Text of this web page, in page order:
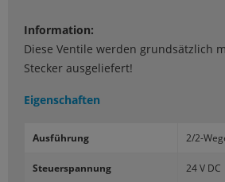
Information:
Diese Ventile werden grundsätzlich
Stecker ausgeliefert!
Eigenschaften
Aus­füh­rung 2/2-​
Steu­er­span­nung 24 V DC